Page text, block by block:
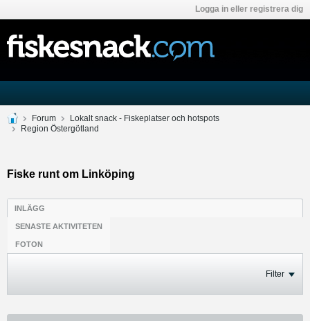
Logga in eller registrera dig
Forum
Lokalt snack - Fiskeplatser och hotspots
Region Östergötland
Fiske runt om Linköping
INLÄGG
SENASTE AKTIVITETEN
FOTON
Filter